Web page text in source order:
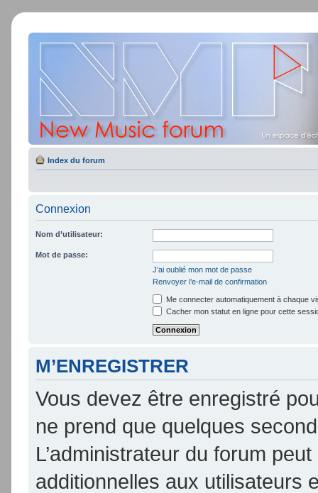
Index du forum
Connexion
Nom d’utilisateur:
Mot de passe:
J’ai oublié mon mot de passe
Renvoyer l’e-mail de confirmation
Me connecter automatiquement à chaque
Cacher mon statut en ligne pour cette
M’ENREGISTRER
Vous devez être enregistré
ne prend que quelques
L’administrateur du forum
additionnelles aux utilisateurs